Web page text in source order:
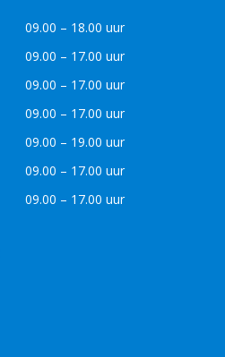
09.00 – 18.00 uur
09.00 – 17.00 uur
09.00 – 17.00 uur
09.00 – 17.00 uur
09.00 – 19.00 uur
09.00 – 17.00 uur
09.00 – 17.00 uur